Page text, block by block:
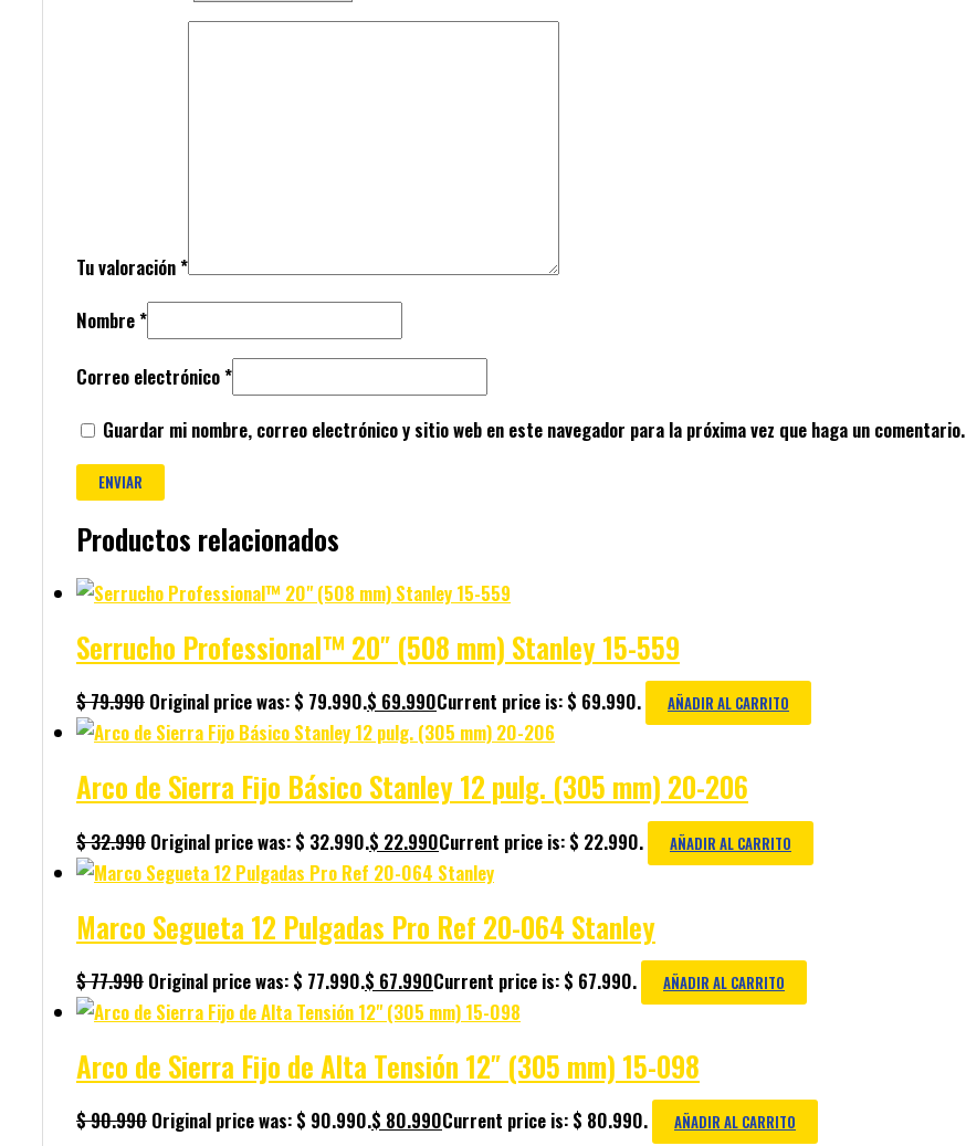
Tu valoración*
Nombre*
Correo electrónico*
Guardar mi nombre, correo electrónico y sitio web en este navegador para la próxima vez que haga un comentario.
Productos relacionados
Serrucho Professional™ 20″ (508 mm) Stanley 15-559
$79.990 Original price was: $ 79.990.$ 69.990Current price is: $ 69.990. AÑADIR AL CARRITO
Arco de Sierra Fijo Básico Stanley 12 pulg. (305 mm) 20-206
$32.990 Original price was: $ 32.990.$ 22.990Current price is: $ 22.990. AÑADIR AL CARRITO
Marco Segueta 12 Pulgadas Pro Ref 20-064 Stanley
$77.990 Original price was: $ 77.990.$ 67.990Current price is: $ 67.990. AÑADIR AL CARRITO
Arco de Sierra Fijo de Alta Tensión 12″ (305 mm) 15-098
$90.990 Original price was: $ 90.990.$ 80.990Current price is: $ 80.990. AÑADIR AL CARRITO